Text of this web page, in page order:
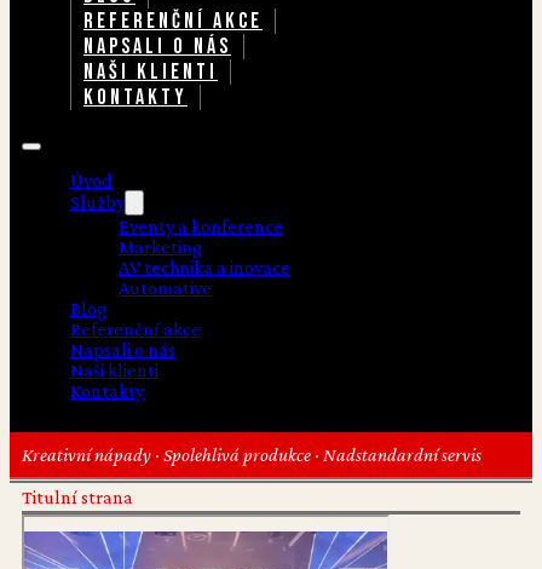
REFERENČNÍ AKCE
NAPSALI O NÁS
NAŠI KLIENTI
KONTAKTY
Úvod
Služby
Eventy a konference
Marketing
AV technika a inovace
Automative
Blog
Referenční akce
Napsali o nás
Naši klienti
Kontakty
Kreativní nápady · Spolehlivá produkce · Nadstandardní servis
Titulní strana